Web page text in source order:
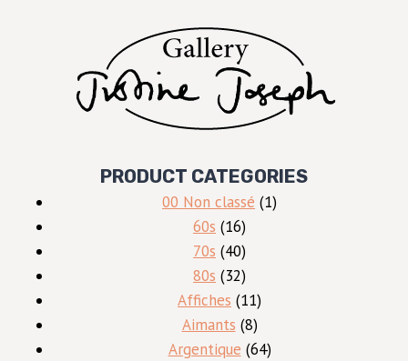
PRODUCT CATEGORIES
00 Non classé 11
60s 1616
produits
70s 4040
produits
80s 3232
produits
Affiches 1111
produits
Aimants 88
produits
Argentique 6464